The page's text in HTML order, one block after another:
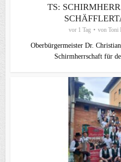
TS:
vor 1 Tag von Toni
Oberbürgermeister Dr.
Schirmherrschaft für